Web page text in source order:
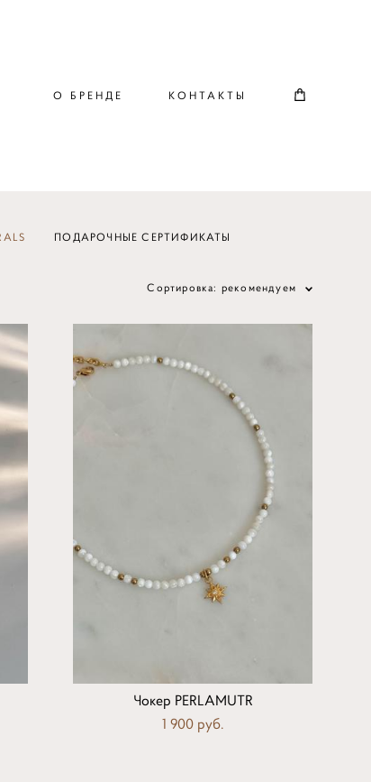
О БРЕНДЕ КОНТАКТЫ
ПОДАРОЧНЫЕ СЕРТИФИКАТЫ
Сортировка: рекомендуем
Чокер PERLAMUTR
1 900 pуб.